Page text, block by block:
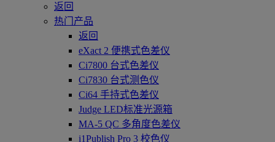
返回
热门产品
返回
eXact 2 便携式色差仪
Ci7800 台式色差仪
Ci7830 台式测色仪
Ci64 手持式色差仪
Judge LED标准光源箱
MA-5 QC 多角度色差仪
i1Publish Pro 3 校色仪